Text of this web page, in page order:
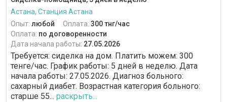
Астана, Станция Астана
Опыт: любой Оплата: 300 тнг/час
Оплата: по договоренности
Дата начала работы: 27.05.2026
Требуется: сиделка на дом. Платить можем: 300
тенге/час. График работы: 5 дней в неделю. Дата
начала работы: 27.05.2026. Диагноз больного:
сахарный диабет. Возрастная категория больного:
cтарше 55... раскрыть...